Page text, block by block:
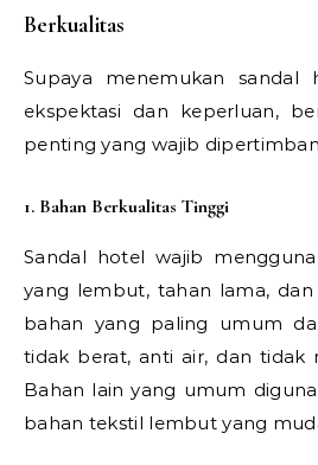
Berkualitas
Supaya menemukan sandal
ekspektasi dan keperluan,
penting yang wajib
1. Bahan Berkualitas Tinggi
Sandal hotel wajib
yang lembut, tahan lama, dan
bahan yang paling umum
tidak berat, anti air, dan tidak
Bahan lain yang umum
bahan tekstil lembut yang